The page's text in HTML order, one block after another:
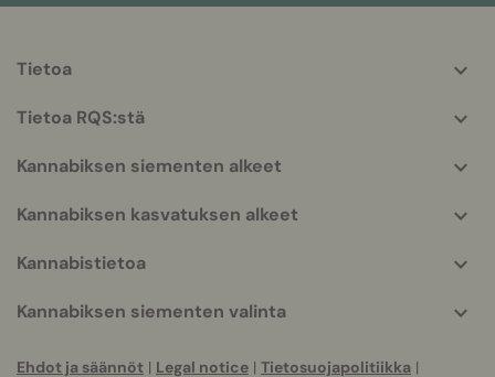
More
info
Tietoa
Tietoa RQS:stä
Kannabiksen siementen alkeet
Kannabiksen kasvatuksen alkeet
Kannabistietoa
Kannabiksen siementen valinta
Ehdot ja säännöt | Legal notice | Tietosuojapolitiikka |